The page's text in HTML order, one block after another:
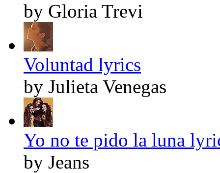
by Gloria Trevi
Voluntad lyrics
by Julieta Venegas
Yo no te pido la luna
by Jeans